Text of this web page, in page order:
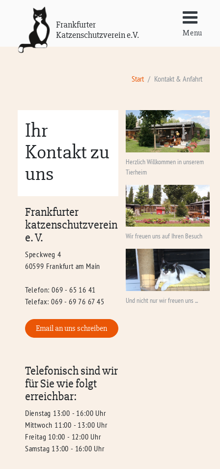
Frankfurter
Katzenschutzverein e.V.
Menu
Start Kontakt & Anfahrt
Ihr
Kontakt zu
uns
Frankfurter
katzenschutzverein
e. V.
Speckweg 4
60599 Frankfurt am Main
Telefon: 069 - 65 16 41
Telefax: 069 - 69 76 67 45
Email an uns schreiben
Telefonisch sind wir
für Sie wie folgt
erreichbar:
Dienstag 13:00 - 16:00 Uhr
Mittwoch 11:00 - 13:00 Uhr
Freitag 10:00 - 12:00 Uhr
Samstag 13:00 - 16:00 Uhr
Herzlich Willkommen in unserem
Tierheim
Wir freuen uns auf Ihren Besuch
Und nicht nur wir freuen uns ...